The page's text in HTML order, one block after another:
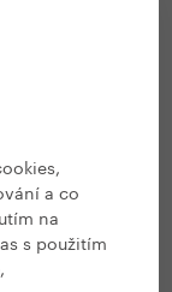
a co
na
s použitím